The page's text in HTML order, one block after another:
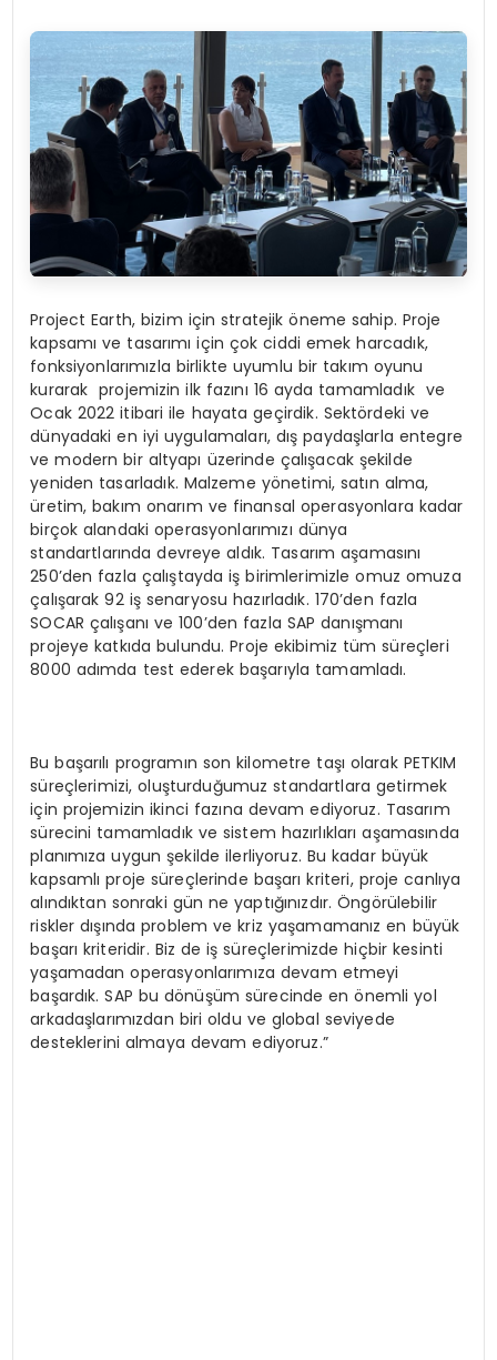
Project Earth, bizim için stratejik öneme sahip. Proje
kapsamı ve tasarımı için çok ciddi emek harcadık,
fonksiyonlarımızla birlikte uyumlu bir takım oyunu
kurarak projemizin ilk fazını 16 ayda tamamladık ve
Ocak 2022 itibari ile hayata geçirdik. Sektördeki ve
dünyadaki en iyi uygulamaları, dış paydaşlarla entegre
ve modern bir altyapı üzerinde çalışacak şekilde
yeniden tasarladık. Malzeme yönetimi, satın alma,
üretim, bakım onarım ve finansal operasyonlara kadar
birçok alandaki operasyonlarımızı dünya
standartlarında devreye aldık. Tasarım aşamasını
250’den fazla çalıştayda iş birimlerimizle omuz omuza
çalışarak 92 iş senaryosu hazırladık. 170’den fazla
SOCAR çalışanı ve 100’den fazla SAP danışmanı
projeye katkıda bulundu. Proje ekibimiz tüm süreçleri
8000 adımda test ederek başarıyla tamamladı.
Bu başarılı programın son kilometre taşı olarak PETKIM
süreçlerimizi, oluşturduğumuz standartlara getirmek
için projemizin ikinci fazına devam ediyoruz. Tasarım
sürecini tamamladık ve sistem hazırlıkları aşamasında
planımıza uygun şekilde ilerliyoruz. Bu kadar büyük
kapsamlı proje süreçlerinde başarı kriteri, proje canlıya
alındıktan sonraki gün ne yaptığınızdır. Öngörülebilir
riskler dışında problem ve kriz yaşamamanız en büyük
başarı kriteridir. Biz de iş süreçlerimizde hiçbir kesinti
yaşamadan operasyonlarımıza devam etmeyi
başardık. SAP bu dönüşüm sürecinde en önemli yol
arkadaşlarımızdan biri oldu ve global seviyede
desteklerini almaya devam ediyoruz.”